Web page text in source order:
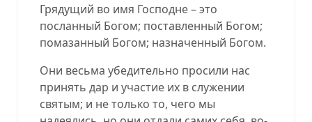
Грядущий во имя Господне – это
посланный Богом; поставленный Богом;
помазанный Богом; назначенный Богом.
Они весьма убедительно просили нас
принять дар и участие их в служении
святым; и не только то, чего мы